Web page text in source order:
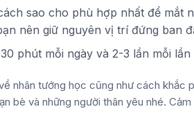
sao cho phù hợp nhất để mắt
nên giữ nguyên vị trí đứng ban
phút mỗi ngày và 2-3 lần mỗi
nhân tướng học cũng như cách khắc
bè và những người thân yêu nhé.